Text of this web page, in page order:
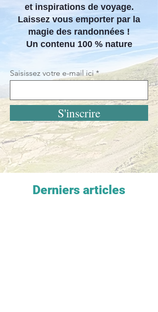
et inspirations de voyage.
Laissez vous emporter par la
magie des randonnées !
Un contenu 100 % nature
Saisissez votre e-mail ici
S'inscrire
Derniers articles